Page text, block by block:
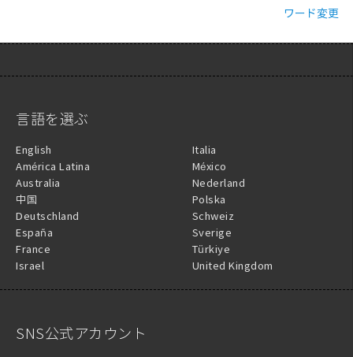
ワード変更
言語を選ぶ
English
América Latina
Australia
中国
Deutschland
España
France
Israel
Italia
México
Nederland
Polska
Schweiz
Sverige
Türkiye
United Kingdom
SNS公式アカウント